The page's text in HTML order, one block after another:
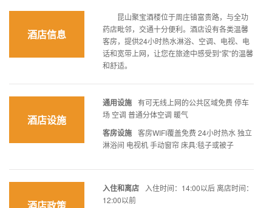
酒店信息
昆山聚宝酒楼位于周庄镇富贵路，与全功
药店毗邻，交通十分便利。酒店设有各类温馨
客房，提供24小时热水淋浴、空调、电视、电
话和宽带上网，让您在旅途中感受到“家”的温馨
和舒适。
酒店设施
通用设施 有可无线上网的公共区域免费 停车
场 空调 普通分体空调 暖气
客房设施 客房WIFI覆盖免费 24小时热水 独立
淋浴间 电视机 手动窗帘 床具:毯子或被子
酒店政策
入住和离店
入住时间：14:00以后 离店时间：
12:00以前